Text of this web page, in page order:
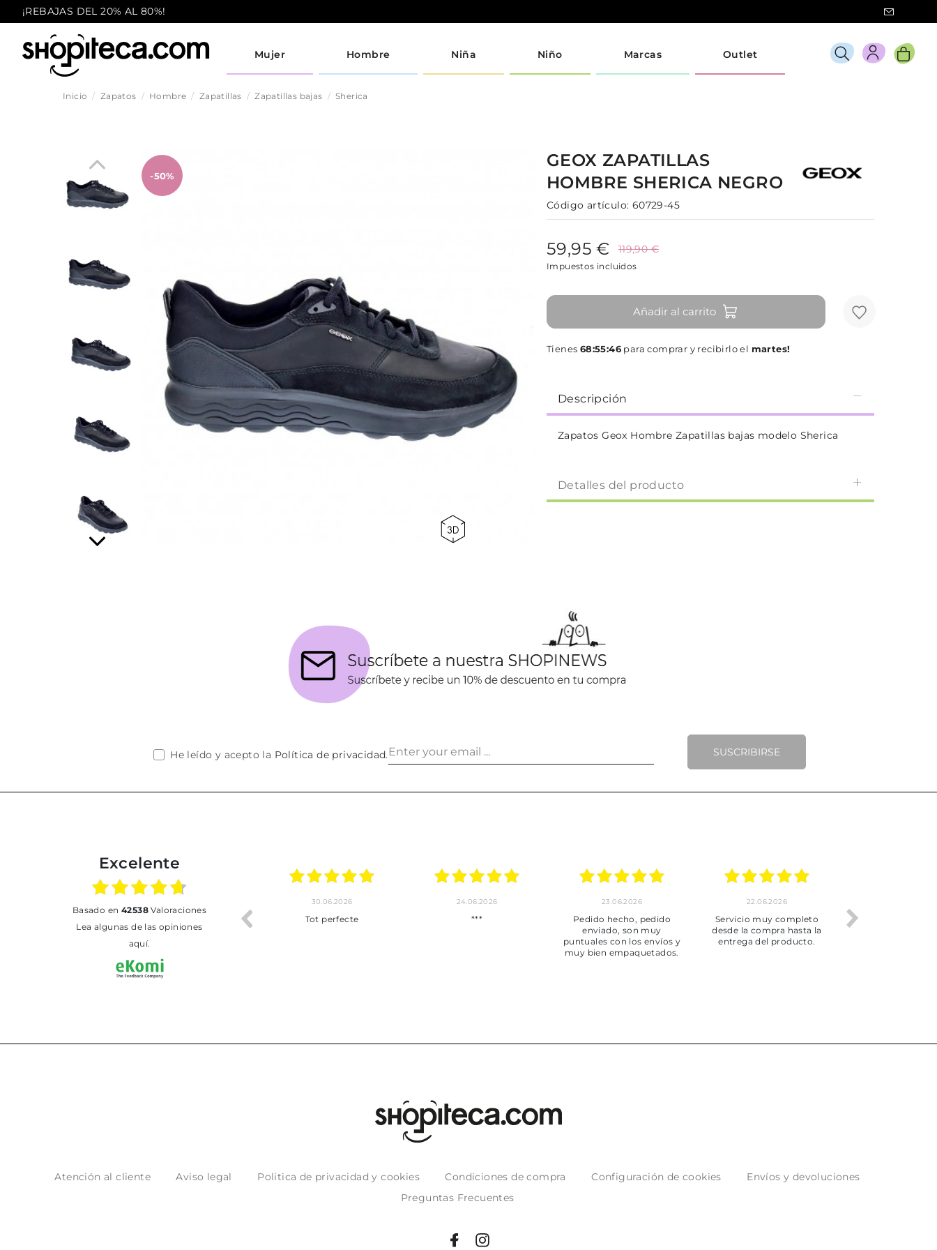
¡REBAJAS DEL 20% AL 80%!
Mujer Hombre Niña Niño Marcas Outlet
Inicio Zapatos Hombre Zapatillas Zapatillas bajas Sherica
-50%
GEOX ZAPATILLAS
HOMBRE SHERICA NEGRO
Código artículo: 60729-45
59,95 € 119,90 €
Impuestos incluidos
Añadir al carrito
Tienes 68:55:45 para comprar y recibirlo el martes!
Descripción
Zapatos Geox Hombre Zapatillas bajas modelo Sherica
Detalles del producto
SUSCRIBIRSE
He leído y acepto la Política de privacidad.
Excelente
basado en 42538Valoraciones
Lea algunas de las opiniones
aquí.
30.06.2026
Tot perfecte
24.06.2026
***
23.06.2026
Pedido hecho, pedido
enviado, son muy
puntuales con los envíos y
muy bien empaquetados.
22.06.2026
Servicio muy completo
desde la compra hasta la
entrega del producto.
Atención al cliente Aviso legal Politica de privacidad y cookies Condiciones de compra Configuración de cookies
Envíos y devoluciones
Preguntas Frecuentes